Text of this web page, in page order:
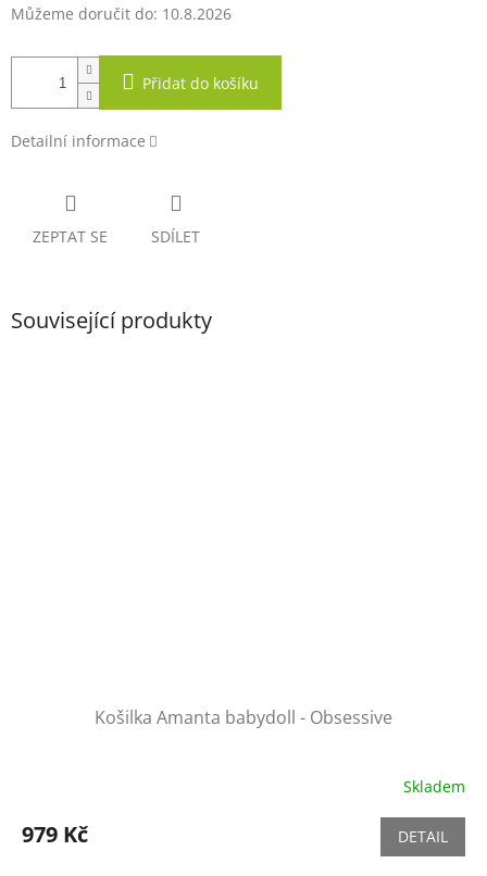
Můžeme doručit do: 10.8.2026
Přidat do košíku
Detailní informace
ZEPTAT SE SDÍLET
Související produkty
Košilka Amanta babydoll - Obsessive
Skladem
979 Kč DETAIL